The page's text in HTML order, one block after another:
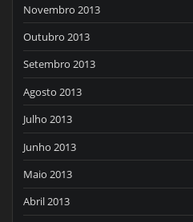
Novembro 2013
Outubro 2013
Setembro 2013
Agosto 2013
Julho 2013
Junho 2013
Maio 2013
Abril 2013